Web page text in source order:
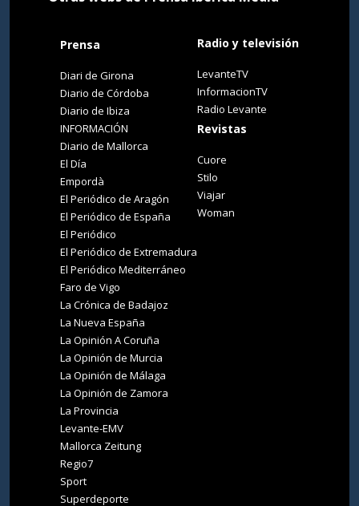
Prensa
Diari de Girona
Diario de Córdoba
Diario de Ibiza
INFORMACIÓN
Diario de Mallorca
El Día
Empordà
El Periódico de Aragón
El Periódico de España
El Periódico
El Periódico de Extremadura
El Periódico Mediterráneo
Faro de Vigo
La Crónica de Badajoz
La Nueva España
La Opinión A Coruña
La Opinión de Murcia
La Opinión de Málaga
La Opinión de Zamora
La Provincia
Levante-EMV
Mallorca Zeitung
Regio7
Sport
Superdeporte
Radio y televisión
LevanteTV
InformacionTV
Radio Levante
Revistas
Cuore
Stilo
Viajar
Woman